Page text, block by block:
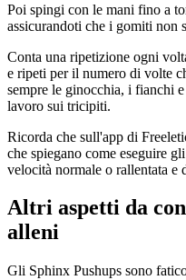
Poi spingi con le mani fino a
assicurandoti che i gomiti non
Conta una ripetizione ogni
e ripeti per il numero di volte
sempre le ginocchia, i fianchi
lavoro sui tricipiti.
Ricorda che sull'app di
che spiegano come eseguire
velocità normale o rallentata e
Altri aspetti da
alleni
Gli Sphinx Pushups sono